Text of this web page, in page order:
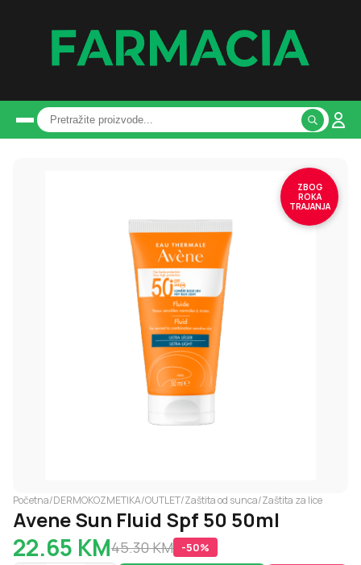
ZBOG
ROKA
TRAJANJA
Početna/DERMOKOZMETIKA/OUTLET/Zaštita od sunca/Zaštita za lice
Avene Sun Fluid Spf 50 50ml
22.65 KM45.30KM -50%